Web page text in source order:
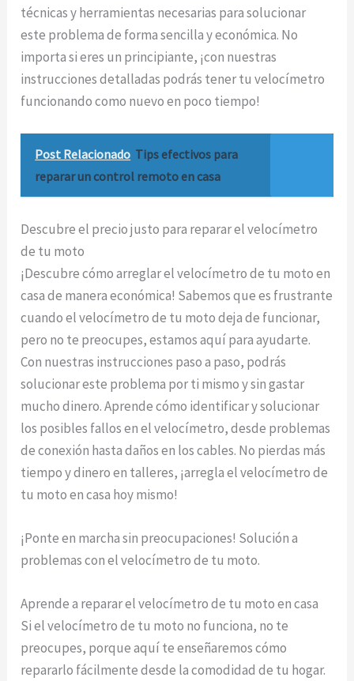
técnicas y herramientas necesarias para solucionar
este problema de forma sencilla y económica. No
importa si eres un principiante, ¡con nuestras
instrucciones detalladas podrás tener tu velocímetro
funcionando como nuevo en poco tiempo!
Post Relacionado Tips efectivos para
reparar un control remoto en casa
Descubre el precio justo para reparar el velocímetro
de tu moto
¡Descubre cómo arreglar el velocímetro de tu moto en
casa de manera económica! Sabemos que es frustrante
cuando el velocímetro de tu moto deja de funcionar,
pero no te preocupes, estamos aquí para ayudarte.
Con nuestras instrucciones paso a paso, podrás
solucionar este problema por ti mismo y sin gastar
mucho dinero. Aprende cómo identificar y solucionar
los posibles fallos en el velocímetro, desde problemas
de conexión hasta daños en los cables. No pierdas más
tiempo y dinero en talleres, ¡arregla el velocímetro de
tu moto en casa hoy mismo!
¡Ponte en marcha sin preocupaciones! Solución a
problemas con el velocímetro de tu moto.
Aprende a reparar el velocímetro de tu moto en casa
Si el velocímetro de tu moto no funciona, no te
preocupes, porque aquí te enseñaremos cómo
repararlo fácilmente desde la comodidad de tu hogar.